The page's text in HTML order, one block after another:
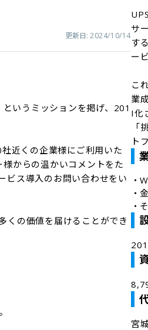
更新日: 2024/10/14
いうミッションを掲げ、201
近くの企業様にご利用いた
からの温かいコメントをた
ビス導入のお問い合わせをい
くの価値を届けることができ
サ
す
ー
こ
業
I化
「
ト
・
・
・
宮